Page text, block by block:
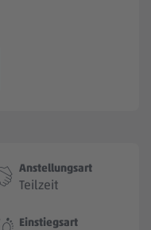
Anstellungsart
Teilzeit
Einstiegsart